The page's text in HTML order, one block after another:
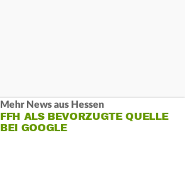
Mehr News aus Hessen
FFH ALS BEVORZUGTE QUELLE
BEI GOOGLE